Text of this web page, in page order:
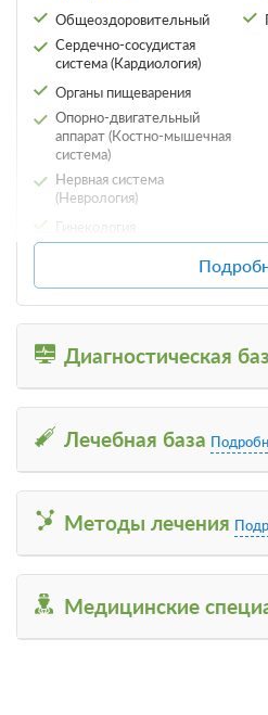
Общеоздоровительный
Сердечно-сосудистая
система (Кардиология)
Органы пищеварения
Опорно-двигательный
аппарат (Костно-мышечная
система)
Нервная система
(Неврология)
Гинекология
Эндокринная система
SPA
Психиатрия
Диагностическая
Лечебная база
Методы лечения
Медицинские